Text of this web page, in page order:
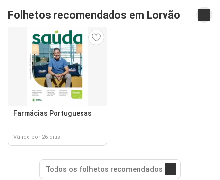
Folhetos recomendados em Lorvão
Farmácias Portuguesas
Válido por 26 dias
Todos os folhetos recomendados